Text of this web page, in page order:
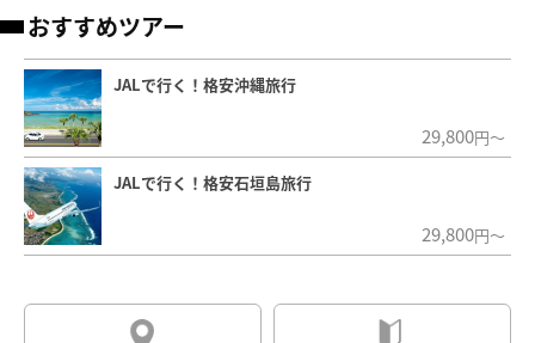
おすすめツアー
JALで行く！格安沖縄旅行
29,800円～
JALで行く！格安石垣島旅行
29,800円～